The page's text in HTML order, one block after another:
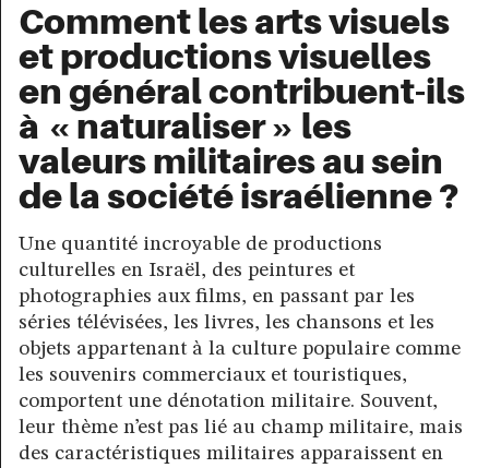
Comment les arts visuels
et productions visuelles
en général contribuent-ils
à « naturaliser » les
valeurs militaires au sein
de la société israélienne ?
Une quantité incroyable de productions
culturelles en Israël, des peintures et
photographies aux films, en passant par les
séries télévisées, les livres, les chansons et les
objets appartenant à la culture populaire comme
les souvenirs commerciaux et touristiques,
comportent une dénotation militaire. Souvent,
leur thème n’est pas lié au champ militaire, mais
des caractéristiques militaires apparaissent en